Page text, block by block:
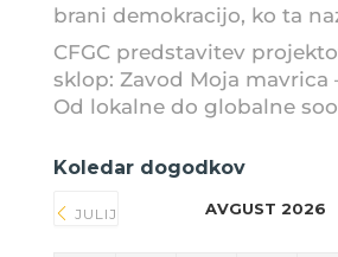
brani demokracijo, ko ta
CFGC predstavitev
sklop: Zavod Moja mavrica
Od lokalne do globalne
Koledar dogodkov
JULIJ AVGUST 2026